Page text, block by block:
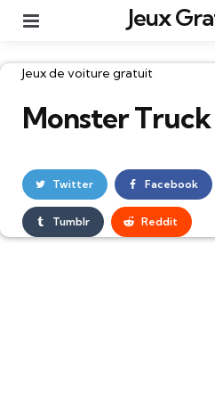
Jeux
Catégories
Jeux de voiture gratuit
Monster
Twitter Facebook
Tumblr Reddit